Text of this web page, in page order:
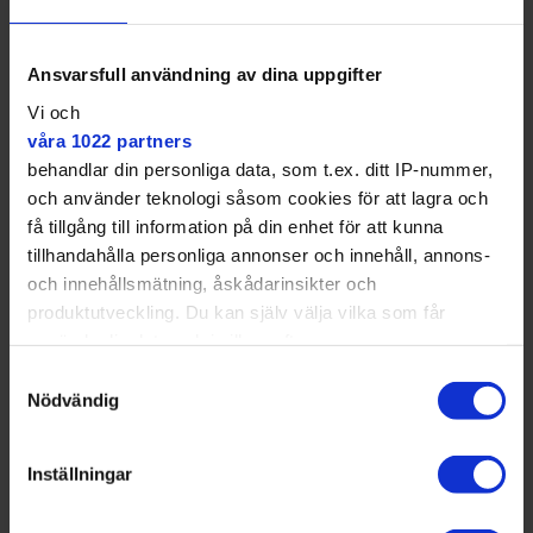
Ansvarsfull användning av dina uppgifter
Vi och
våra 1022 partners
behandlar din personliga data, som t.ex. ditt IP-nummer,
och använder teknologi såsom cookies för att lagra och
få tillgång till information på din enhet för att kunna
tillhandahålla personliga annonser och innehåll, annons-
och innehållsmätning, åskådarinsikter och
produktutveckling. Du kan själv välja vilka som får
Med din tillåtelse skulle vi även vilja:
som kan ha en noggrannhet på upp till flera meter
Identifiera din enhet genom att aktivt skanna den
Nödvändig
Inställningar
Eric von Arbin fotas av polisen några dagar efter mordet.
Källa: Polismuseet
Men Mats Hayen lyfter fram ett annat möjligt motiv.
enligt honom för ett kärleksdrama. Sixten Flyborg
hade en affär med Henrietta Ingvaldsen – en kvinna